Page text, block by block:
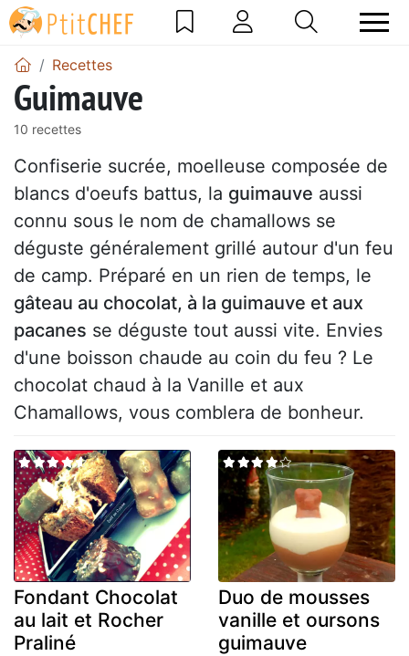
Recettes
Guimauve
10 recettes
Confiserie sucrée, moelleuse composée de
blancs d'oeufs battus, la guimauve aussi
connu sous le nom de chamallows se
déguste généralement grillé autour d'un feu
de camp. Préparé en un rien de temps, le
gâteau au chocolat, à la guimauve et aux
pacanes se déguste tout aussi vite. Envies
d'une boisson chaude au coin du feu ? Le
chocolat chaud à la Vanille et aux
Chamallows, vous comblera de bonheur.
Fondant Chocolat
au lait et Rocher
Praliné
Duo de mousses
vanille et oursons
guimauve